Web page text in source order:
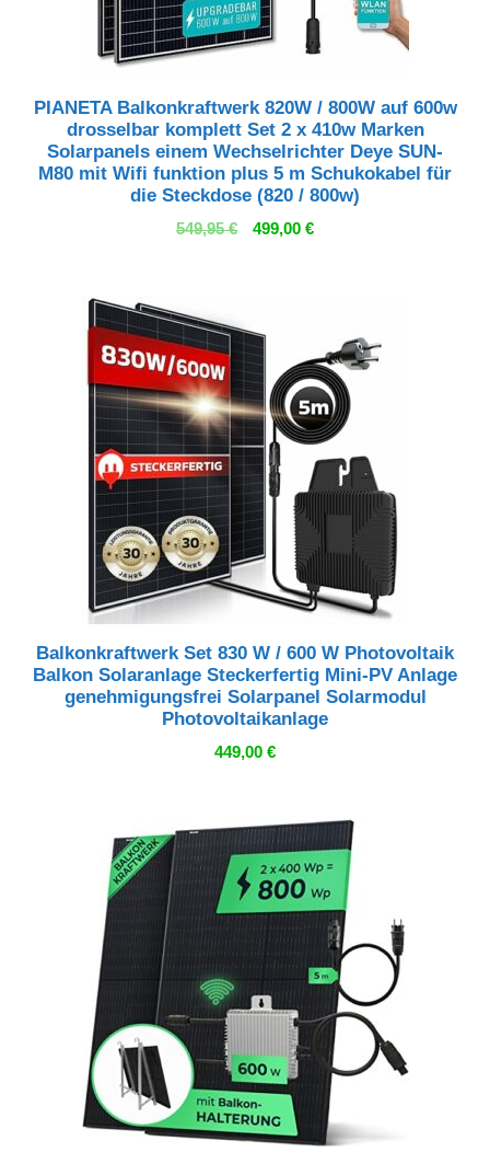
PIANETA Balkonkraftwerk 820W / 800W auf 600w
drosselbar komplett Set 2 x 410w Marken
Solarpanels einem Wechselrichter Deye SUN-
M80 mit Wifi funktion plus 5 m Schukokabel für
die Steckdose (820 / 800w)
549,95€
Ursprünglicher
499,00 €Aktueller
Balkonkraftwerk Set 830 W / 600 W Photovoltaik
Balkon Solaranlage Steckerfertig Mini-PV Anlage
genehmigungsfrei Solarpanel Solarmodul
Photovoltaikanlage
449,00 €